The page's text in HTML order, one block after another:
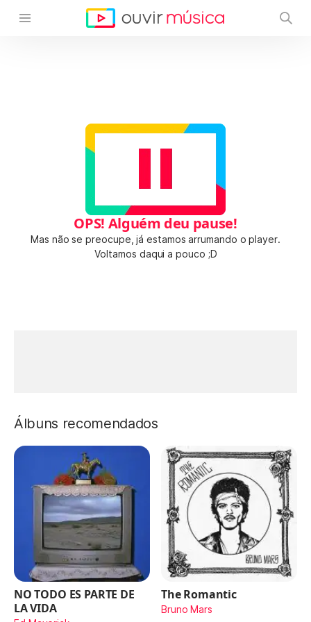
OPS! Alguém deu pause!
Mas não se preocupe, já estamos arrumando o player.
Voltamos daqui a pouco ;D
Álbuns recomendados
NO TODO ES PARTE DE
LA VIDA
The Romantic
Bruno Mars